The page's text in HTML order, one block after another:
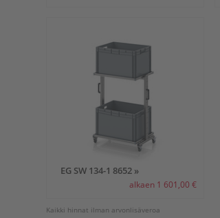
EG SW 134-1 8652 »
alkaen 1 601,00 €
Kaikki hinnat ilman arvonlisäveroa